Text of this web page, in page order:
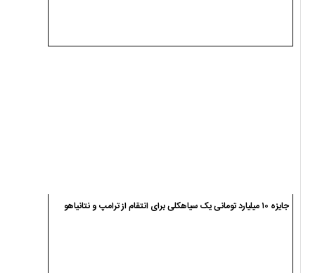
جایزه ۱۰ میلیارد تومانی یک سیاهکلی برای انتقام از ترامپ و نتانیاهو